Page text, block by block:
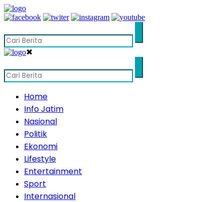
✖
Home
Info Jatim
Nasional
Politik
Ekonomi
Lifestyle
Entertainment
Sport
Internasional